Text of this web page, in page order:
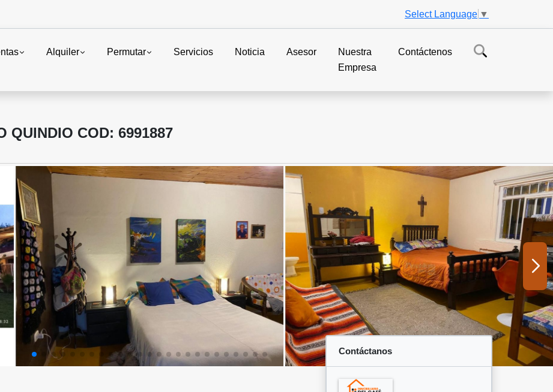
Select Language ▼
Alquiler Permutar Servicios Noticia Asesor
Nuestra
Empresa
Contáctenos
QUINDIO COD: 6991887
Contáctanos